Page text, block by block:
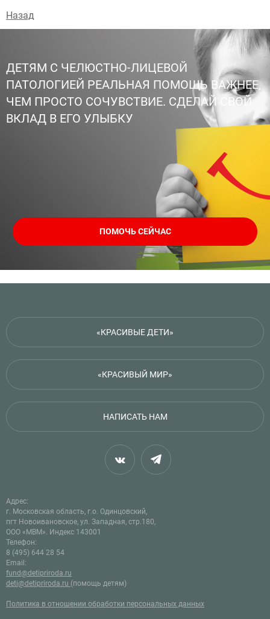
Назад
ДЕТЯМ С ЧЕЛЮСТНО-ЛИЦЕВОЙ
ПАТОЛОГИЕЙ РЕАЛЬНАЯ ПОМОЩЬ ВАЖНЕЕ,
ЧЕМ ПРОСТО СОЧУВСТВИЕ. СДЕЛАЙ СВОЙ
ВКЛАД В ЕГО УЛЫБКУ
ПОМОЧЬ СЕЙЧАС
«КРАСИВЫЕ ДЕТИ»
«КРАСИВЫЙ МИР»
НАПИСАТЬ НАМ
Адрес:
г. Московская область, г.о. Одинцовский,
пгт Новоивановское, ул. Западная, стр.180,
ООО «МВМ». Индекс 143001
Телефон:
8 (495) 644 28 54
Email:
fund@detipriroda.ru
deti@detipriroda.ru (помощь детям)
Политика в отношении обработки персональных данных